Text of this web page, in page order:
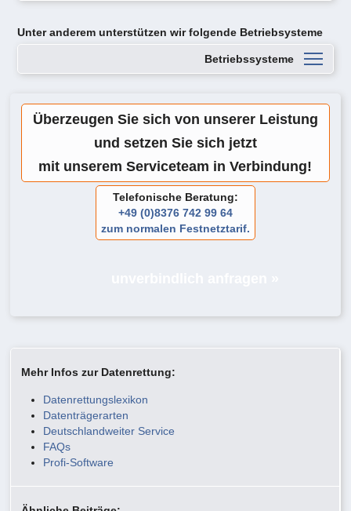
Unter anderem unterstützen wir folgende Betriebsysteme
Betriebssysteme
Überzeugen Sie sich von unserer Leistung
und setzen Sie sich jetzt
mit unserem Serviceteam in Verbindung!
Telefonische Beratung:
+49 (0)8376 742 99 64
zum normalen Festnetztarif.
Mehr Infos zur Datenrettung:
Datenrettungslexikon
Datenträgerarten
Deutschlandweiter Service
FAQs
Profi-Software